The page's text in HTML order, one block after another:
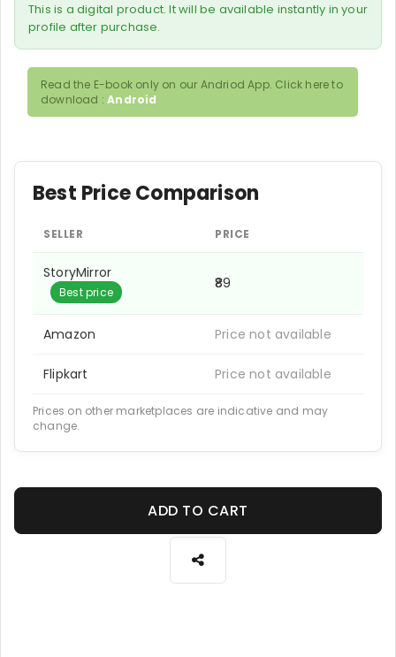
This is a digital product. It will be available instantly in your
profile after purchase.
Read the E-book only on our Andriod App. Click here to
download :Android
Best Price Comparison
SELLER PRICE
StoryMirror
Best price
₹89
Amazon Price not available
Flipkart Price not available
Prices on other marketplaces are indicative and may
change.
ADD TO CART